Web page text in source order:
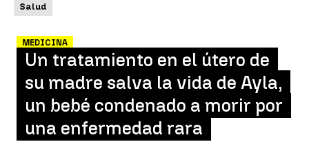
Salud
MEDICINA
Un tratamiento en el útero de
su madre salva la vida de Ayla,
un bebé condenado a morir por
una enfermedad rara